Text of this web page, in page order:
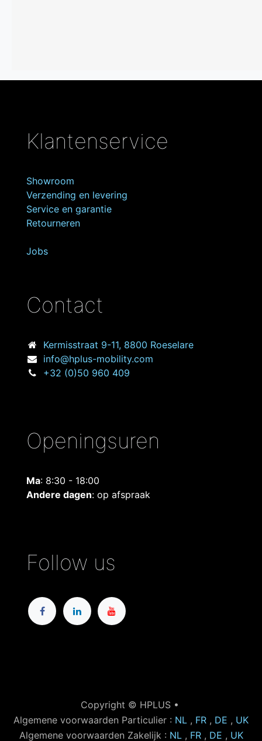
Klantenservice
Showroom
Verzending en levering
Service en garantie
Retourneren
Jobs
Contact
Kermisstraat 9-11, 8800 Roeselare
info@hplus-mobility.com
+32 (0)50 960 409
Openingsuren
Ma: 8:30 - 18:00
Andere dagen: op afspraak
Follow us
Copyright © HPLUS •
Algemene voorwaarden Particulier : NL , FR , DE , UK
Algemene voorwaarden Zakelijk : NL, FR, DE , UK